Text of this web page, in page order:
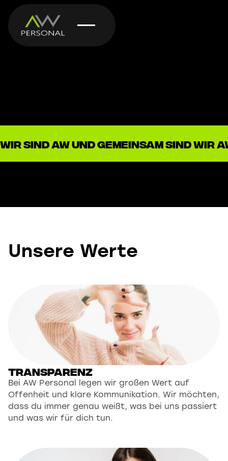
wir sind AW und gemeinsam sind wir
Unsere Werte
Transparenz
Bei AW Personal legen wir großen Wert auf
Offenheit und klare Kommunikation. Wir möchten,
dass du immer genau weißt, was bei uns passiert
und was wir für dich tun.